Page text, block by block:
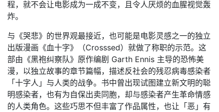
程，就不会让电影成为一成不变，且令人厌烦的血腥视觉轰
炸。
与《哭悲》的世界观最接近，也可能是电影灵感之一的独立
出版漫画《血十字》（Crosssed）就做了称职的示范。这
部由《黑袍纠察队》原作编剧 Garth Ennis 主导的恐怖美
漫，以独立故事的章节篇幅，描述反社会的残忍病毒感染者
「十字人」与人类的战争。书中曾出现试图建立新文明的聪
明感染者，也有为自保出卖同胞，却与感染者产生革命情感
的人类角色。这些巧思不但丰富了作品属性，也让「恶」有